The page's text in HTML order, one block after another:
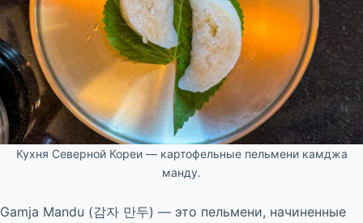
Кухня Северной Кореи — картофельные пельмени камджа
манду.
Gamja Mandu (감자 만두) — это пельмени, начиненные